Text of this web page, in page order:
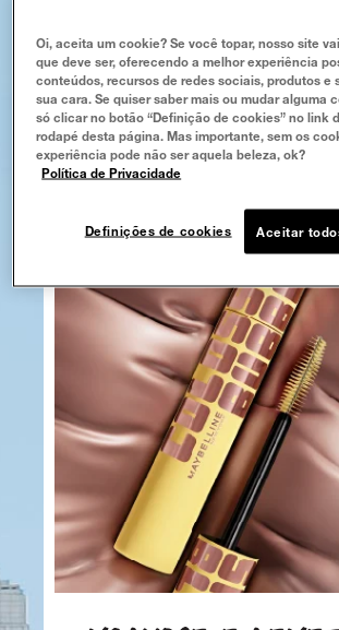
NOVIDADES
COMPRAR TUDO
MÁSCARA DE CÍLIOS COLOSSAL
Oi, aceita um cookie? Se você topar, nosso site
que deve ser, oferecendo a melhor experiência
conteúdos, recursos de redes sociais, produtos e
sua cara. Se quiser saber mais ou mudar alguma
só clicar no botão “Definição de cookies” no link
rodapé desta página. Mas importante, sem os
experiência pode não ser aquela beleza, ok?
Política de Privacidade
Definições de cookies Aceitar